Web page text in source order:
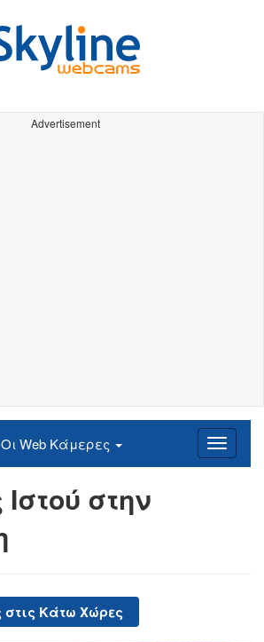
Advertisement
Οι Web Κάμερες
στην
στις Κάτω Χώρες